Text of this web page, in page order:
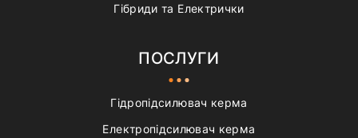
Гібриди та Електрички
ПОСЛУГИ
Гідропідсилювач керма
Електропідсилювач керма